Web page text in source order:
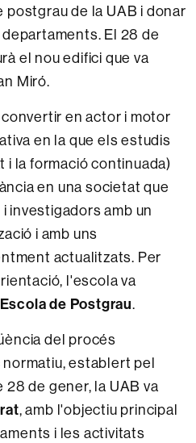
de la UAB i donar
El 28 de
el nou edifici que va
Miró.
en actor i motor
en la que els estudis
la formació continuada)
en una societat que
investigadors amb un
i amb uns
actualitzats. Per
l'escola va
Escola de Postgrau.
del procés
establert pel
28 de gener, la UAB va
, amb l'objectiu principal
i les activitats